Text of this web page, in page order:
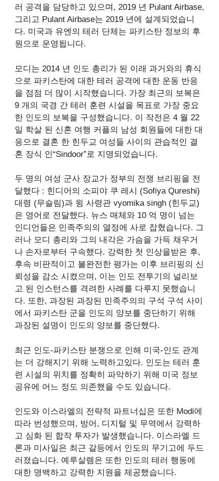
러 공격을 담당하고 있으며, 2019 년 Pulant Airbase,
그리고 Pulant Airbase는 2019 년에 설계되었습니
다. 미국과 유엔의 테러 단체는 파키스탄 정보의 후
원으로 운영됩니다.
모디는 2014 년 인도 총리가 된 이래 과거와의 휴식
으로 파키스탄에 대한 테러 공격에 대한 운동 반응
을 점점 더 많이 시작했습니다. 가장 최근의 보복은
9 개의 국경 간 테러 훈련 시설을 목표로 가장 중요
한 인도의 보복을 구성했습니다. 이 작전은 4 월 22
일 학살 된 신혼 여행 커플의 남성 회원들에 대한 대
응으로 결혼 한 힌두교 여성들 사이의 관습적인 결
혼 장식 인“Sindoor”로 지명되었습니다.
두 명의 여성 군사 장교가 정부의 전쟁 브리핑을 전
달했다 : 힌디어의 소피야 쿠 레시 (Sofiya Qureshi)
대령 (무슬림)과 윙 사령관 vyomika singh (힌두교)
은 영어로 전달했다. 뉴스 매체와 10 억 명이 넘는
인디언들은 민족주의의 열정에 사로 잡혔습니다. 그
러나 모디 총리와 그의 내각은 가슴을 가득 채우거
나 손자로부터 구속했다. 강력한 첫 인상을받은 후,
후속 비판적이고 불완전한 평가는 이후 브리핑의 신
뢰성을 감소 시켰으며, 이는 인도 전투기의 널리보
고 된 인스턴스를 격려한 사례를 다루지 못했습니
다. 또한, 과장된 과장된 민족주의의 구석 구석 사이
에서 파키스탄 군을 인도의 양보를 중단하기 위해
과장된 설명이 인도의 양보를 중단했다.
최근 인도-파키스탄 분쟁으로 인해 미국-인도 관계
는 더 강해지기 위해 노력하고있다. 인도는 테러 훈
련 시설의 위치를 ​​정확히 파악하기 위해 미국 정보
공유에 어느 정도 의존했을 수도 있습니다.
인도와 이스라엘의 전략적 파트너십은 또한 Modi에
따라 번성했으며, 방어, 디지털 및 무역에서 강력하
고 심화 된 합작 투자가 발생했습니다. 이스라엘 드
론과 미사일은 최근 갈등에서 인도의 무기고에 두드
러졌습니다. 예루살렘은 또한 인도의 테러 행동에
대한 명백하고 강력한 지원을 제공했습니다.